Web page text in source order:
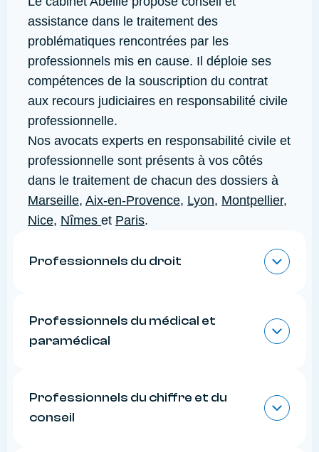
assistance dans le traitement des
problématiques rencontrées par les
professionnels mis en cause. Il déploie ses
compétences de la souscription du contrat
aux recours judiciaires en responsabilité civile
professionnelle.
Nos avocats experts en responsabilité civile et
professionnelle sont présents à vos côtés
dans le traitement de chacun des dossiers à
Marseille, Aix-en-Provence, Lyon, Montpellier,
Nice, Nîmes et Paris.
Professionnels du droit
des professionnels du droit. En effet les notaires,
avocats, huissiers de justice, commissaires-
importantes depuis ces dernières années avec la
diversification de leurs activités et l’apparition de
Professionnels du médical et
paramédical
laboratoires d’analyse médicale et autres
professionnels de santé.
Professionnels du chiffre et du
conseil